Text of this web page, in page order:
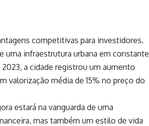
competitivas para investidores.
uma infraestrutura urbana em constante
a cidade registrou um aumento
valorização média de 15% no preço do
estará na vanguarda de uma
mas também um estilo de vida